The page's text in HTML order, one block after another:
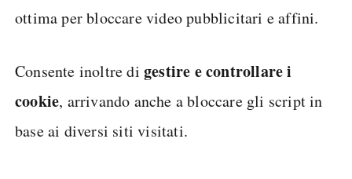
ottima per bloccare video pubblicitari e affini.
Consente inoltre di gestire e controllare i
cookie, arrivando anche a bloccare gli script in
base ai diversi siti visitati.